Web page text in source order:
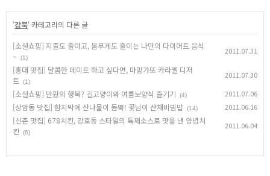
'강북' 카테고리의 다른 글
[소셜쇼핑] 지출도 줄이고, 몸무게도 줄이는 나만의 다이어트 음식
~
(1)
2011.07.31
[홍대 맛집] 달콤한 데이트 하고 싶다면, 마망갸또 카라멜 디저
트
(1)
2011.07.30
[소셜쇼핑] 만원의 행복? 길고양이와 여름보양식 즐기기 (4) 2011.07.06
[상암동 맛집] 함지박에 산나물이 듬뿍! 꽃님이 산채비빔밥 (14) 2011.06.16
[신촌 맛집] 678치킨, 강호동 스타일의 특제소스로 맛을 낸 양념치
킨
(6)
2011.06.04